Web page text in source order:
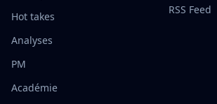
Hot takes
Analyses
PM
Académie
RSS Feed